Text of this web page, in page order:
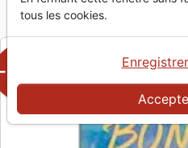
Editeur FOI & VICTOIRE
tous les cookies.